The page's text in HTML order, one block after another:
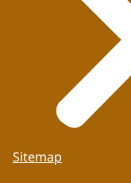
Sitemap